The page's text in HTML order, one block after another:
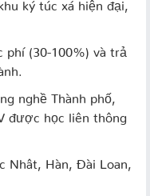
ký túc xá hiện đại,
phí (30-100%) và trả
nghề Thành phố,
được học liên thông
Nhât, Hàn, Ðài Loan,